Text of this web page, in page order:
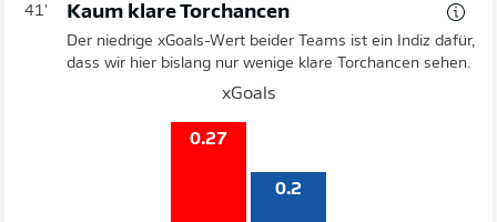
41' Kaum klare Torchancen
Der niedrige xGoals-Wert beider Teams ist ein Indiz dafür,
dass wir hier bislang nur wenige klare Torchancen sehen.
xGoals
0.27
0.2